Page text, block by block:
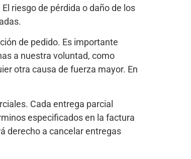
riesgo de pérdida o daño de los
de pedido. Es importante
a nuestra voluntad, como
otra causa de fuerza mayor. En
Cada entrega parcial
especificados en la factura
derecho a cancelar entregas